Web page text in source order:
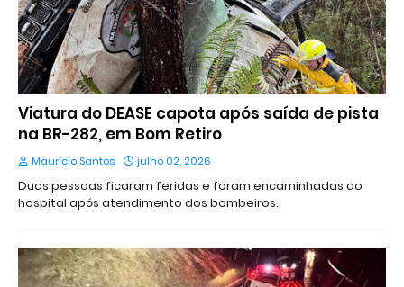
Viatura do DEASE capota após saída de pista
na BR-282, em Bom Retiro
Maurício Santos julho 02, 2026
Duas pessoas ficaram feridas e foram encaminhadas ao
hospital após atendimento dos bombeiros.